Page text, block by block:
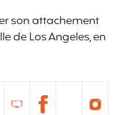
son attachement
de Los Angeles, en